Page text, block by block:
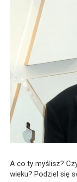
A co ty myślisz?
wieku? Podziel się